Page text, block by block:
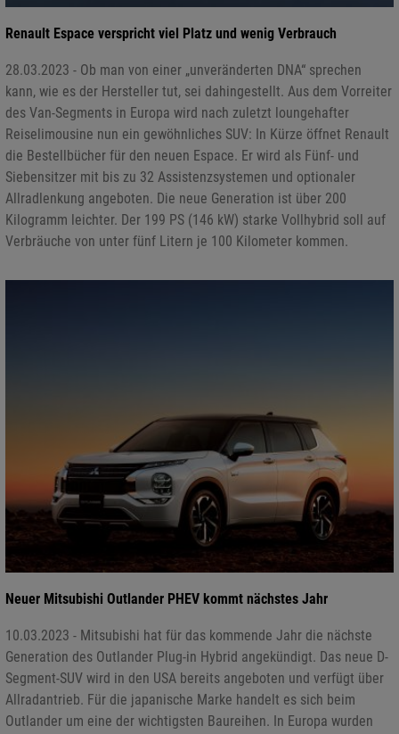
Renault Espace verspricht viel Platz und wenig Verbrauch
28.03.2023 - Ob man von einer „unveränderten DNA“ sprechen
kann, wie es der Hersteller tut, sei dahingestellt. Aus dem Vorreiter
des Van-Segments in Europa wird nach zuletzt loungehafter
Reiselimousine nun ein gewöhnliches SUV: In Kürze öffnet Renault
die Bestellbücher für den neuen Espace. Er wird als Fünf- und
Siebensitzer mit bis zu 32 Assistenzsystemen und optionaler
Allradlenkung angeboten. Die neue Generation ist über 200
Kilogramm leichter. Der 199 PS (146 kW) starke Vollhybrid soll auf
Verbräuche von unter fünf Litern je 100 Kilometer kommen.
Neuer Mitsubishi Outlander PHEV kommt nächstes Jahr
10.03.2023 - Mitsubishi hat für das kommende Jahr die nächste
Generation des Outlander Plug-in Hybrid angekündigt. Das neue D-
Segment-SUV wird in den USA bereits angeboten und verfügt über
Allradantrieb. Für die japanische Marke handelt es sich beim
Outlander um eine der wichtigsten Baureihen. In Europa wurden